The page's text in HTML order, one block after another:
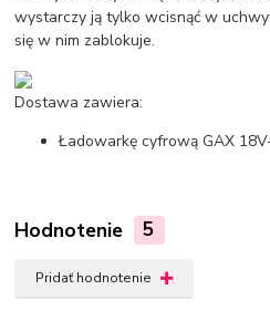
wystarczy ją tylko wcisnąć w
się w nim zablokuje.
Dostawa zawiera:
Ładowarkę cyfrową GAX
Hodnotenie 5
Pridať hodnotenie